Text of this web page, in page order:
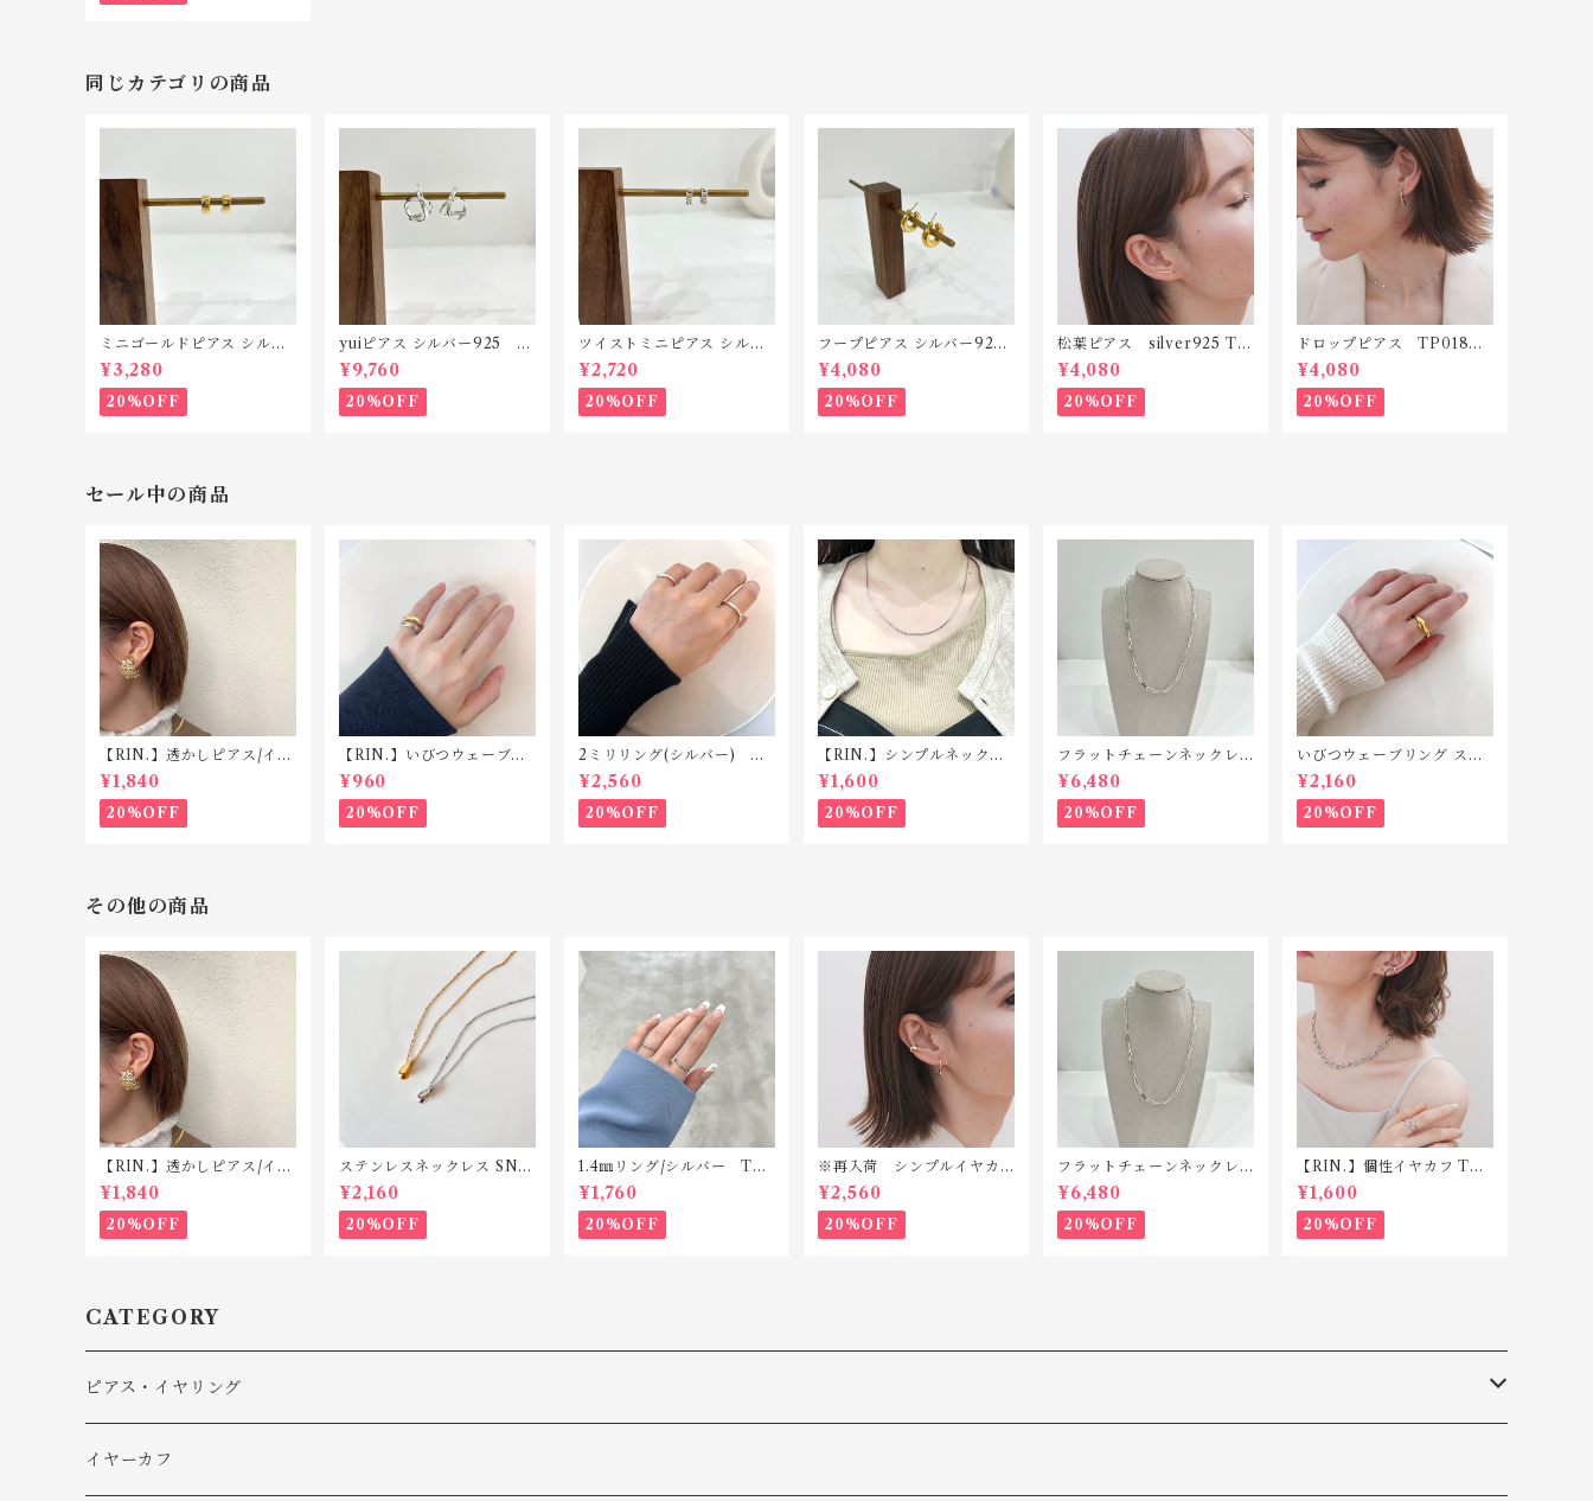
同じカテゴリの商品
ミニゴールドピアス シルバ
ー925 P193
¥3,280
20%OFF
yuiピアス シルバー925 P1
90
¥9,760
20%OFF
ツイストミニピアス シルバ
ー925 P184
¥2,720
20%OFF
フープピアス シルバー925
P132
¥4,080
20%OFF
松葉ピアス silver925 TP
009
¥4,080
20%OFF
ドロップピアス TP018 s
ilver925
¥4,080
20%OFF
セール中の商品
【RIN.】透かしピアス/イヤ
リング TP008/TE008
¥1,840
20%OFF
【RIN.】いびつウェーブピ
ンキーリング R025
¥960
20%OFF
2ミリリング(シルバー) R1
18 silver925
¥2,560
20%OFF
【RIN.】シンプルネックレ
ス Ｎ001
¥1,600
20%OFF
フラットチェーンネックレ
ス シルバー925 N042
¥6,480
20%OFF
いびつウェーブリング ステ
ンレス SR010
¥2,160
20%OFF
その他の商品
【RIN.】透かしピアス/イヤ
リング TP008/TE008
¥1,840
20%OFF
ステンレスネックレス SN0
05
¥2,160
20%OFF
1.4㎜リング/シルバー TSR
003 サージカルステンレ
ス
¥1,760
20%OFF
※再入荷 シンプルイヤカ
フ silver925 TC007(片耳
用)
¥2,560
20%OFF
フラットチェーンネックレ
ス シルバー925 N042
¥6,480
20%OFF
【RIN.】個性イヤカフ TC0
05(片耳用)
¥1,600
20%OFF
CATEGORY
ピアス・イヤリング
ピアス
イヤーカフ